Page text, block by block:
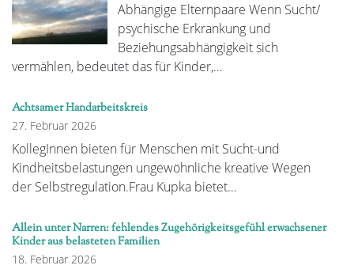
Abhängige Elternpaare Wenn Sucht/
psychische Erkrankung und
Beziehungsabhängigkeit sich
vermählen, bedeutet das für Kinder,…
Achtsamer Handarbeitskreis
27. Februar 2026
KollegInnen bieten für Menschen mit Sucht-und
Kindheitsbelastungen ungewöhnliche kreative Wegen
der Selbstregulation.Frau Kupka bietet…
Allein unter Narren: fehlendes Zugehörigkeitsgefühl erwachsener
Kinder aus belasteten Familien
18. Februar 2026